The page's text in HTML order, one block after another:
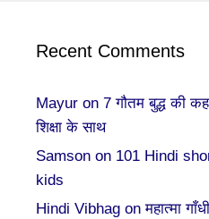
Recent Comments
Mayur on 7 गौतम बुद्ध की
शिक्षा के साथ
Samson on 101 Hindi
kids
Hindi Vibhag onमहात्मा